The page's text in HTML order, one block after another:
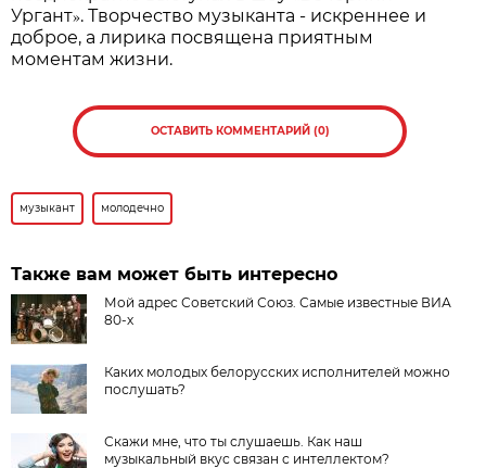
Ургант». Творчество музыканта - искреннее и
доброе, а лирика посвящена приятным
моментам жизни.
ОСТАВИТЬ КОММЕНТАРИЙ (0)
музыкант молодечно
Также вам может быть интересно
Мой адрес Советский Союз. Самые известные ВИА
80-х
Каких молодых белорусских исполнителей можно
послушать?
Скажи мне, что ты слушаешь. Как наш
музыкальный вкус связан с интеллектом?